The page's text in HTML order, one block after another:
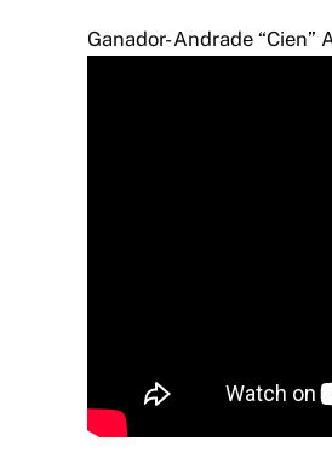
Ganador- Andrade “Cien”